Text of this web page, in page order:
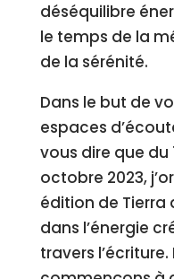
déséquilibre
le temps de la
de la sérénité.
Dans le but de
espaces
vous dire que
octobre 2023,
édition de Tierra
dans l’énergie
travers